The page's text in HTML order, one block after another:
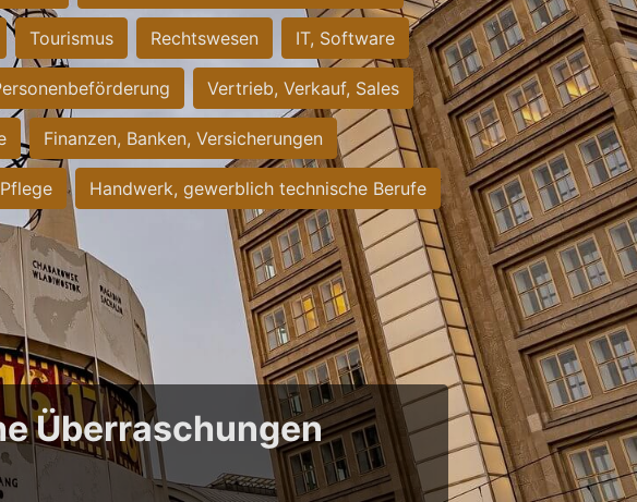
Tourismus Rechtswesen IT, Software
Vertrieb, Verkauf, Sales
Finanzen, Banken, Versicherungen
Handwerk, gewerblich technische Berufe
Überraschungen